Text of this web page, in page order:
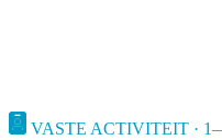
VASTE ACTIVITEIT ·